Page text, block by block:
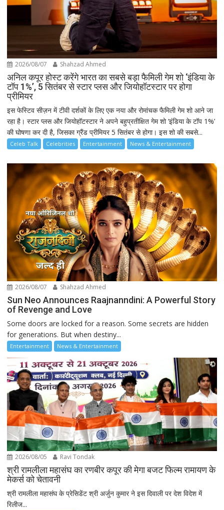
2026/08/07 Shahzad Ahmed
अनिल कपूर होस्ट करेंगे भारत का सबसे बड़ा फैमिली गेम शो ‘इंडिया के
टॉप 1%’, 5 सितंबर से स्टार प्लस और जियोहॉटस्टार पर होगा
प्रीमियर
इस फेस्टिव सीज़न में टीवी दर्शकों के लिए एक नया और रोमांचक फैमिली गेम शो आने जा
रहा है। स्टार प्लस और जियोहॉटस्टार ने अपने बहुप्रतीक्षित गेम शो ‘इंडिया के टॉप 1%’
की घोषणा कर दी है, जिसका ग्रैंड प्रीमियर 5 सितंबर से होगा। इस शो की सबसे...
Celeb Talk Celebrities Entertainment News & Entertainment
2026/08/07 Shahzad Ahmed
Sun Neo Announces Raajnanndini: A Powerful Story
of Revenge and Love
Some doors are locked for a reason. Some secrets are hidden
for generations. But when destiny...
Entertainment News & Entertainment
2026/08/05 Ravi Tondak
श्री रामलीला महासंघ का रणबीर कपूर की मेगा बजट फिल्म रामायण के
मेकर्स को चेतावनी
श्री रामलीला महासंघ के प्रेसिडेंट श्री अर्जुन कुमार ने इस दिवाली पर देश विदेश में
रिलीज...